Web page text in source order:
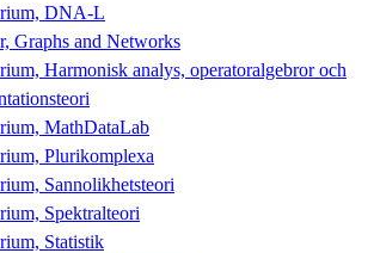
DNA-L
Graphs and Networks
Harmonisk analys, operatoralgebror och
MathDataLab
Plurikomplexa
Sannolikhetsteori
Spektralteori
Statistik